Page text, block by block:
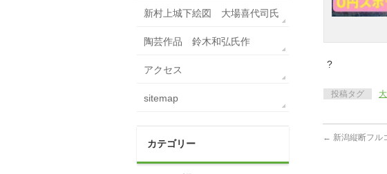
?
投稿タグ
← 新潟縦断フ
新村上城下絵図 大場喜代司氏
陶芸作品 鈴木和弘氏作
アクセス
sitemap
カテゴリー